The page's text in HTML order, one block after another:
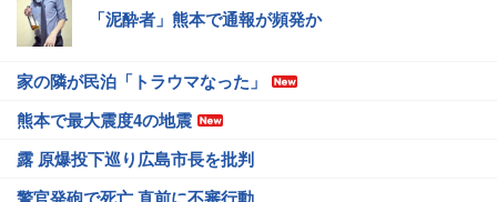
「泥酔者」熊本で通報が頻発か
家の隣が民泊「トラウマなった」
熊本で最大震度4の地震
露 原爆投下巡り広島市長を批判